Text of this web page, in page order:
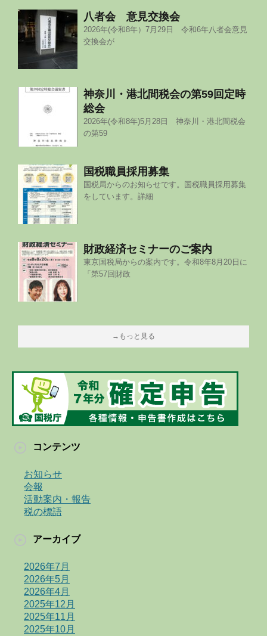
八者会 意見交換会
2026年(令和8年）7月29日 令和6年八者会意見
交換会が
神奈川・港北間税会の第59回定時
総会
2026年(令和8年)5月28日 神奈川・港北間税会
の第59
国税職員採用募集
国税局からのお知らせです。国税職員採用募集
をしています。詳細
財政経済セミナーのご案内
東京国税局からの案内です。令和8年8月20日に
「第57回財政
→もっと見る
コンテンツ
お知らせ
会報
活動案内・報告
税の標語
アーカイブ
2026年7月
2026年5月
2026年4月
2025年12月
2025年11月
2025年10月